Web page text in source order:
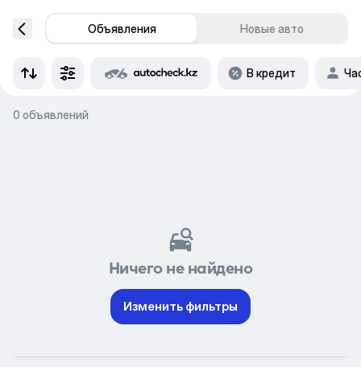
Объявления Новые авто
В кредит
0 объявлений
Ничего не найдено
Изменить фильтры